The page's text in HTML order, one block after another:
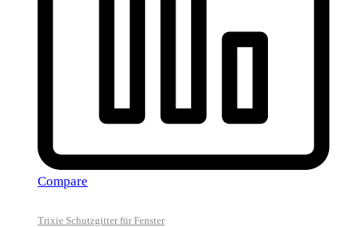
Compare
Trixie Schutzgitter für Fenster